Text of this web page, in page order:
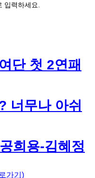
입력하세요.
단 첫 2연패
너무나 아쉬
희용-김혜정